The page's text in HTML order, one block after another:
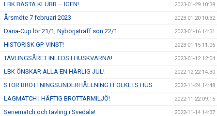
LBK BÄSTA KLUBB – IGEN! 2023-01-29 10:38
Årsmöte 7 februari 2023 2023-01-20 10:32
Dana-Cup lör 21/1, Nybörjaträff sön 22/1 2023-01-16 14:31
HISTORISK GP-VINST! 2023-01-15 11:06
TÄVLINGSÅRET INLEDS I HUSKVARNA! 2023-01-12 12:04
LBK ÖNSKAR ALLA EN HÄRLIG JUL! 2022-12-22 14:30
STOR BROTTNINGSUNDERHÅLLNING I FOLKETS HUS 2022-11-24 14:48
LAGMATCH I HÄFTIG BROTTARMILJÖ! 2022-11-22 09:15
Seriematch och tävling i Svedala! 2022-11-14 14:37